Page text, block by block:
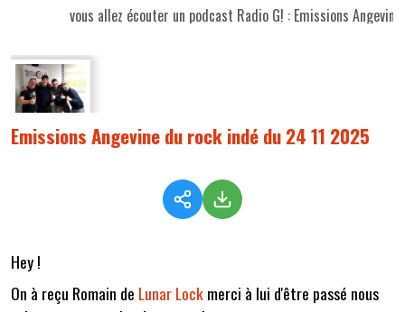
vous allez écouter un podcast Radio G! : Emissions
Emissions Angevine du rock indé du 24 11 2025
Hey !
On à reçu Romain de Lunar Lockmerci à lui d'être passé nous